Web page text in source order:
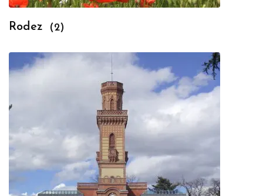
Rodez (2)